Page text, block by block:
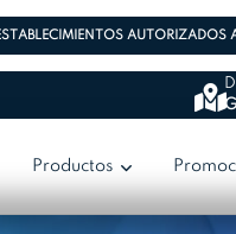
AUTORIZADOS
Productos